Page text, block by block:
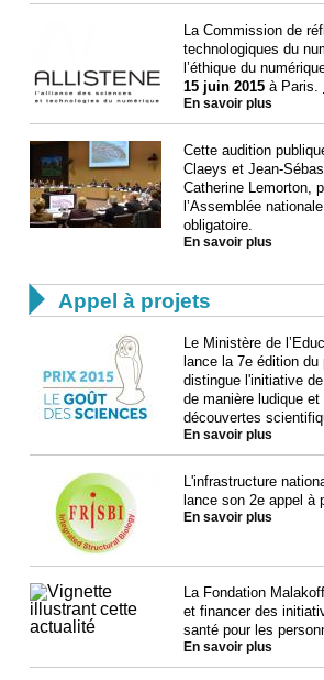
La Commission de
technologiques du
l’éthique du
15 juin 2015 à Paris.
En savoir plus
Cette audition
Claeys et Jean-
Catherine Lemorton,
l’Assemblée
obligatoire.
En savoir plus
 Appel à projets
Le Ministère de
lance la 7e édition
distingue l'initiative
de manière ludique
découvertes
En savoir plus
L'infrastructure
lance son 2e appel à
En savoir plus
La Fondation
et financer des
santé pour les
En savoir plus